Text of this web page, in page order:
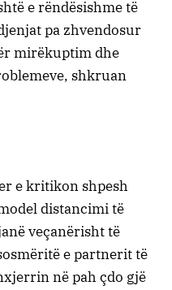
e rëndësishme të
pa zhvendosur
mirëkuptim dhe
shkruan
e kritikon shpesh
distancimi të
veçanërisht të
e partnerit të
në pah çdo gjë